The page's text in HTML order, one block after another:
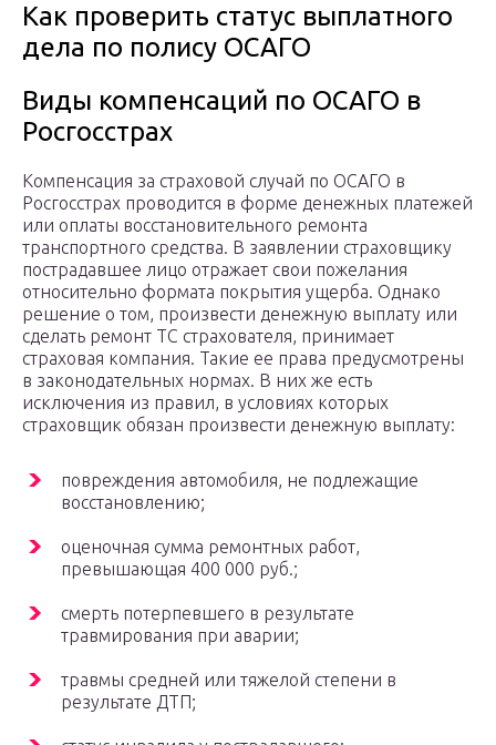
Как проверить статус выплатного
дела по полису ОСАГО
Виды компенсаций по ОСАГО в
Росгосстрах
Компенсация за страховой случай по ОСАГО в
Росгосстрах проводится в форме денежных платежей
или оплаты восстановительного ремонта
транспортного средства. В заявлении страховщику
пострадавшее лицо отражает свои пожелания
относительно формата покрытия ущерба. Однако
решение о том, произвести денежную выплату или
сделать ремонт ТС страхователя, принимает
страховая компания. Такие ее права предусмотрены
в законодательных нормах. В них же есть
исключения из правил, в условиях которых
страховщик обязан произвести денежную выплату:
повреждения автомобиля, не подлежащие
восстановлению;
оценочная сумма ремонтных работ,
превышающая 400 000 руб.;
смерть потерпевшего в результате
травмирования при аварии;
травмы средней или тяжелой степени в
результате ДТП;